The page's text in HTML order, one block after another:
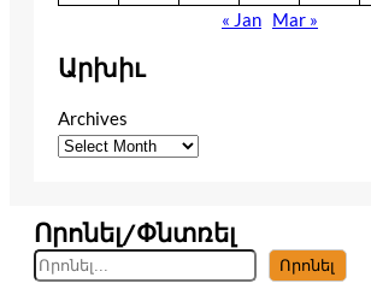
« Jan Mar »
Արխիւ
Archives
Որոնել/Փնտռել
S
e
Որոնել